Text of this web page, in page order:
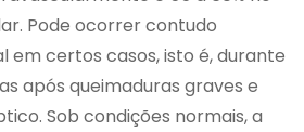
Pode ocorrer contudo
em certos casos, isto é, durante
após queimaduras graves e
Sob condições normais, a